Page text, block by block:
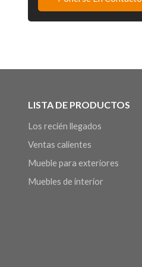
LISTA DE PRODUCTOS
Los recién llegados
Ventas calientes
Mueble para exteriores
Muebles de interior